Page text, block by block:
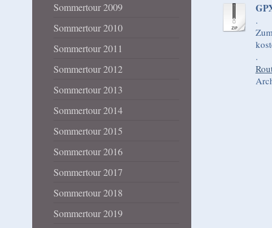
.
.
Sommertour 2009
Sommertour 2010
Sommertour 2011
Sommertour 2012
Sommertour 2013
Sommertour 2014
Sommertour 2015
Sommertour 2016
Sommertour 2017
Sommertour 2018
Sommertour 2019